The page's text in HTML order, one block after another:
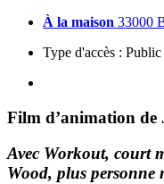
À la maison 33000
Type d'accès : Public
Film d’animation de
Avec Workout, court
Wood, plus personne